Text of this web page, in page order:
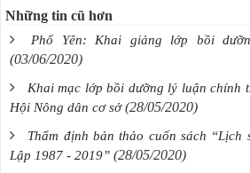
Những tin cũ hơn
Phổ Yên: Khai giảng lớp bồi
(03/06/2020)
Khai mạc lớp bồi dưỡng lý luận chính
Hội Nông dân cơ sở (28/05/2020)
Thẩm định bản thảo cuốn sách “Lịch
Lập 1987 - 2019” (28/05/2020)